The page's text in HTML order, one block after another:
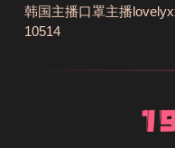
韩国主播口罩主播
10514